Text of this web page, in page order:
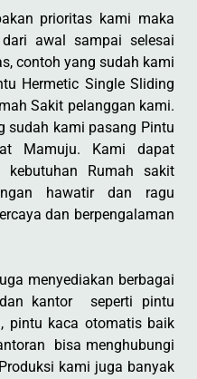
prioritas kami maka
awal sampai selesai
contoh yang sudah kami
Hermetic Single Sliding
Sakit pelanggan kami.
sudah kami pasang Pintu
Mamuju. Kami dapat
kebutuhan Rumah sakit
hawatir dan ragu
dan berpengalaman
menyediakan berbagai
kantor seperti pintu
pintu kaca otomatis baik
bisa menghubungi
kami juga banyak